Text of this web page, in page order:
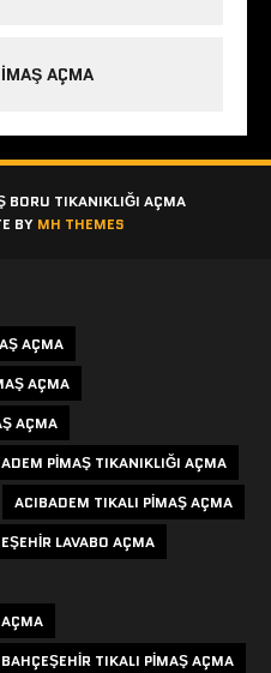
AÇMA
BORU TIKANIKLIĞI AÇMA
BY MH THEMES
AÇMA
AÇMA
AÇMA
PIMAŞ TIKANIKLIĞI AÇMA
ACIBADEM TIKALI PIMAŞ AÇMA
LAVABO AÇMA
BAHÇEŞEHIR TIKALI PIMAŞ AÇMA